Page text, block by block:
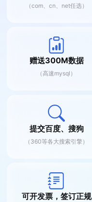
（com、cn、net任选）
赠送300M数据
（高速mysql）
提交百度、搜狗
（360等各大搜索引擎）
可开发票，签订正规